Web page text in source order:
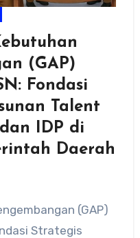
(GAP)
Fondasi
Talent
IDP di
Daerah
(GAP)
Strategis